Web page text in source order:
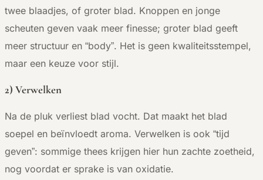
twee blaadjes, of groter blad. Knoppen en jonge
scheuten geven vaak meer finesse; groter blad geeft
meer structuur en “body”. Het is geen kwaliteitsstempel,
maar een keuze voor stijl.
2) Verwelken
Na de pluk verliest blad vocht. Dat maakt het blad
soepel en beïnvloedt aroma. Verwelken is ook “tijd
geven”: sommige thees krijgen hier hun zachte zoetheid,
nog voordat er sprake is van oxidatie.